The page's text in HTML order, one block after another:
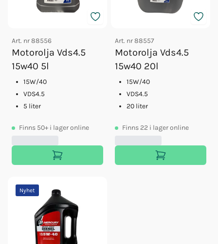
Art. nr88556
Motorolja Vds4.5
15w40 5l
15W/40
VDS4.5
5 liter
Finns 50+ i lager online
Art. nr88557
Motorolja Vds4.5
15w40 20l
15W/40
VDS4.5
20 liter
Finns 22 i lager online
Nyhet